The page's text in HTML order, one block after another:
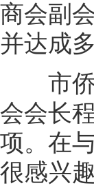
商会副
并达成
市侨
会会长
项。在
很感兴